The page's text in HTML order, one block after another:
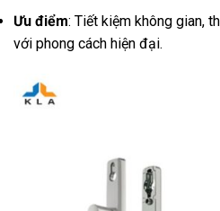
Ưu điểm: Tiết kiệm không gian,
với phong cách hiện đại.